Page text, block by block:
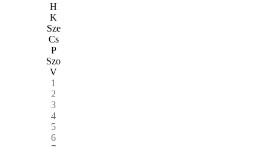
H
K
Sze
Cs
P
Szo
V
1
2
3
4
5
6